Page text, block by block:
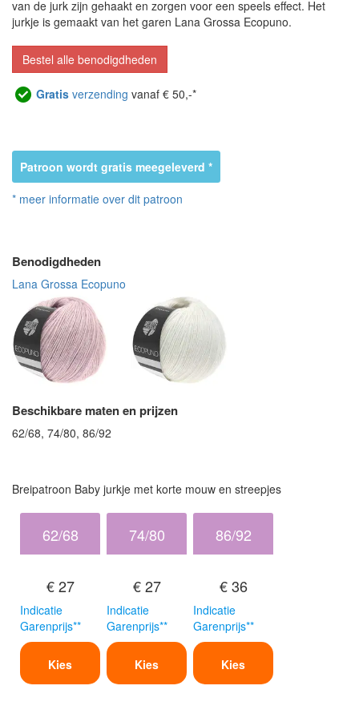
van de jurk zijn gehaakt en zorgen voor een speels effect. Het
jurkje is gemaakt van het garen Lana Grossa Ecopuno.
Bestel alle benodigdheden
Gratis verzending vanaf € 50,-*
Patroon wordt gratis meegeleverd *
* meer informatie over dit patroon
Benodigdheden
Lana Grossa Ecopuno
Beschikbare maten en prijzen
62/68, 74/80, 86/92
Breipatroon Baby jurkje met korte mouw en streepjes
62/68
€ 27
Indicatie
Garenprijs**
Kies
74/80
€ 27
Indicatie
Garenprijs**
Kies
86/92
€ 36
Indicatie
Garenprijs**
Kies